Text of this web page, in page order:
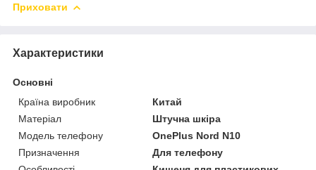
Приховати
Характеристики
Основні
Країна виробник
Китай
Матеріал
Штучна шкіра
Модель телефону
OnePlus Nord N10
Призначення
Для телефону